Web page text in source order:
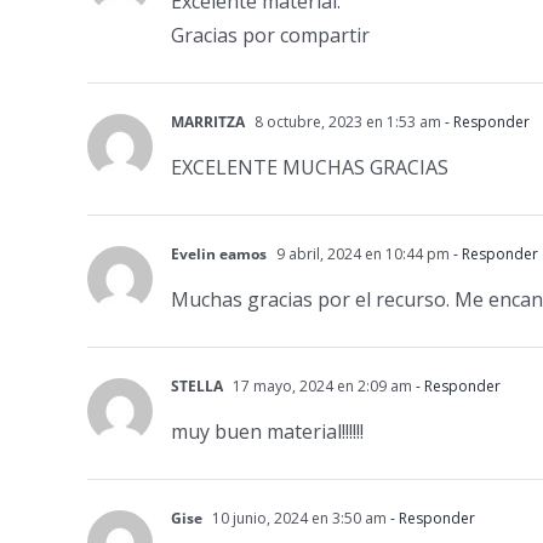
Gracias por compartir
MARRITZA 8 octubre, 2023 en 1:53 am - Responder
EXCELENTE MUCHAS GRACIAS
Evelin eamos 9 abril, 2024 en 10:44 pm - Responder
Muchas gracias por el recurso. Me
STELLA 17 mayo, 2024 en 2:09 am - Responder
muy buen material!!!!!!
Gise 10 junio, 2024 en 3:50 am - Responder